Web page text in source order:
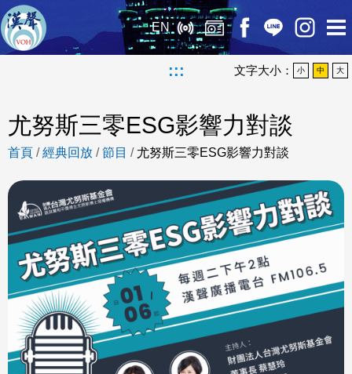
EN
::: 文字大小： 小 中 大
尤努斯三零ESG影響力對談
首頁 /經典回放 /節目 / 尤努斯三零ESG影響力對談